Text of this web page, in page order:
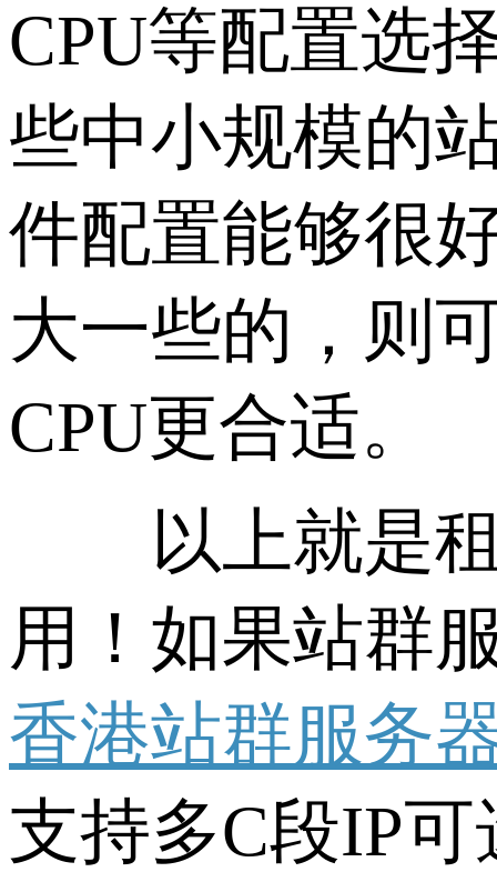
CPU等配置选
些中小规模的
件配置能够很
大一些的，则
CPU更合适。
以上就是租
用！如果站群
香港站群服务
支持多C段IP